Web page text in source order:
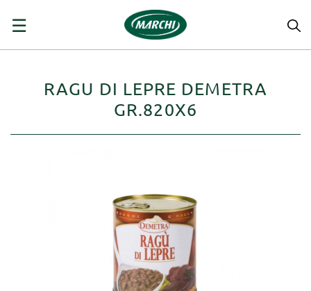
navigazione
☰
RAGU DI LEPRE DEMETRA
GR.820X6